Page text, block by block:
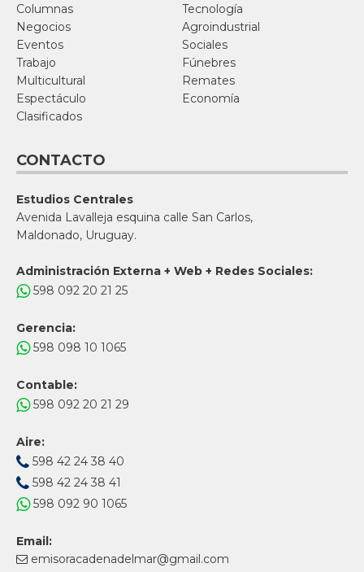
Columnas
Tecnología
Negocios
Agroindustrial
Eventos
Sociales
Trabajo
Fúnebres
Multicultural
Remates
Espectáculo
Economía
Clasificados
CONTACTO
Estudios Centrales
Avenida Lavalleja esquina calle San Carlos,
Maldonado, Uruguay.
Administración Externa + Web + Redes Sociales:
598 092 20 21 25
Gerencia:
598 098 10 1065
Contable:
598 092 20 21 29
Aire:
598 42 24 38 40
598 42 24 38 41
598 092 90 1065
Email:
emisoracadenadelmar@gmail.com